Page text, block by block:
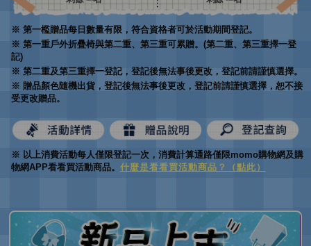
※ 第一檻贈品每日數量有限，符合資格者可於活動期間登記。
※ 第一重戶外折疊椅與第二重、第三重可累贈。(第二重、第三重擇一登
記)
※ 第二重及第三重擇一登記，登記後無法事後更改，登記前請謹慎選擇。
※ 贈品顏色隨機出貨，登記後無法事後更改，登記前請謹慎選擇，恕不接
受更改贈品。
※ 以上消費活動每人僅限登記一次，消費計算通路僅限momo購物網及購
物網APP看看買活動商品。 什麼是看看買活動商品？（點此）